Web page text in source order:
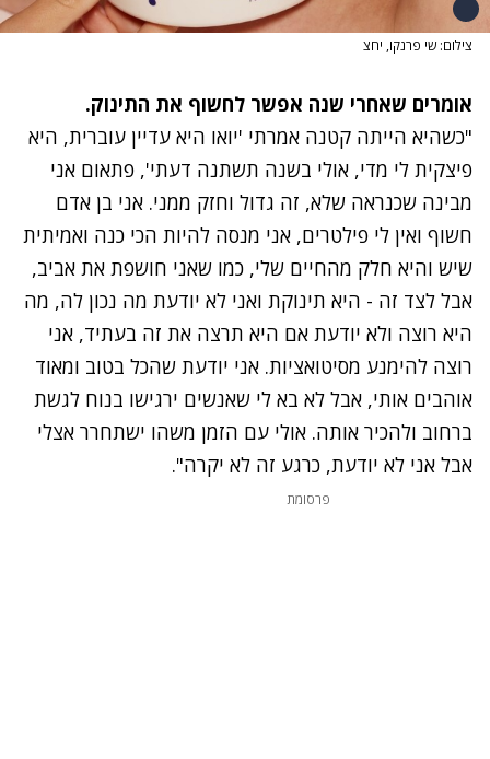
צילום: שי פרנקו, יחצ
אומרים שאחרי שנה אפשר לחשוף את התינוק.
"כשהיא הייתה קטנה אמרתי 'יואו היא עדיין עוברית, היא
פיצקית לי מדי, אולי בשנה תשתנה דעתי', פתאום אני
מבינה שכנראה שלא, זה גדול וחזק ממני. אני בן אדם
חשוף ואין לי פילטרים, אני מנסה להיות הכי כנה ואמיתית
שיש והיא חלק מהחיים שלי, כמו שאני חושפת את אביב,
אבל לצד זה - היא תינוקת ואני לא יודעת מה נכון לה, מה
היא רוצה ולא יודעת אם היא תרצה את זה בעתיד, אני
רוצה להימנע מסיטואציות. אני יודעת שהכל בטוב ומאוד
אוהבים אותי, אבל לא בא לי שאנשים ירגישו בנוח לגשת
ברחוב ולהכיר אותה. אולי עם הזמן משהו ישתחרר אצלי
אבל אני לא יודעת, כרגע זה לא יקרה".
פרסומת